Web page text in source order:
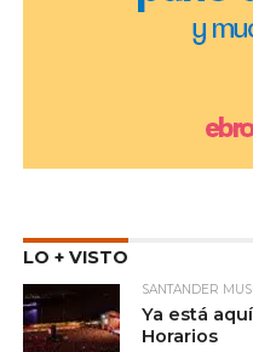
LO + VISTO
SANTANDER
Ya está
Horarios